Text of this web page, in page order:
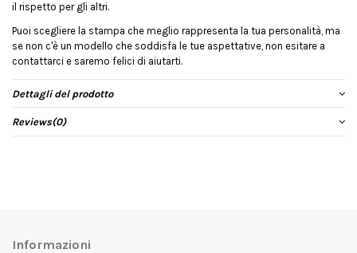
il rispetto per gli altri.
Puoi scegliere la stampa che meglio rappresenta la tua personalità, ma
se non c'è un modello che soddisfa le tue aspettative, non esitare a
contattarci e saremo felici di aiutarti.
Dettagli del prodotto
Reviews(0)
Informazioni